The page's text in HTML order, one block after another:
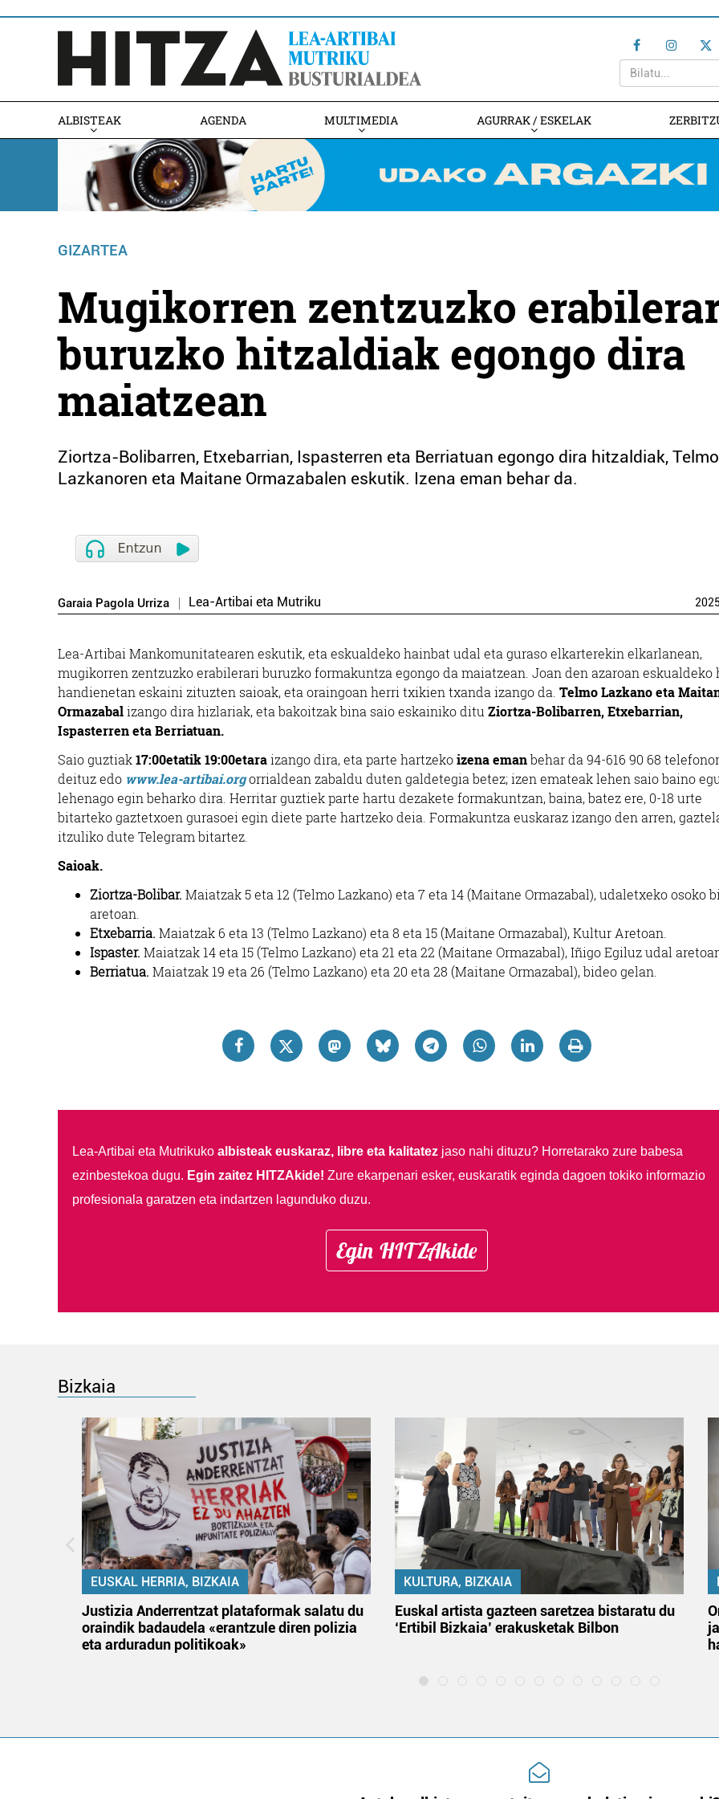
ALBISTEAK AGENDA MULTIMEDIA AGURRAK / ESKELAK
GIZARTEA
Mugikorren zentzuzko
buruzko hitzaldiak egongo dira
maiatzean
Ziortza-Bolibarren, Etxebarrian, Ispasterren eta Berriatuan egongo dira hitzaldiak, Telmo
Lazkanoren eta Maitane Ormazabalen eskutik. Izena eman behar da.
Garaia Pagola Urriza Lea-Artibai eta Mutriku 2025
Lea-Artibai Mankomunitatearen eskutik, eta eskualdeko hainbat udal eta guraso elkarterekin elkarlanean,
mugikorren zentzuzko erabilerari buruzko formakuntza egongo da maiatzean. Joan den azaroan eskualdeko
handienetan eskaini zituzten saioak, eta oraingoan herri txikien txanda izango da. Telmo Lazkano eta
Ormazabalizango dira hizlariak, eta bakoitzak bina saio eskainiko ditu Ziortza-Bolibarren, Etxebarrian,
Ispasterren eta Berriatuan.
Saio guztiak17:00etatik 19:00etaraizango dira, eta parte hartzekoizena emanbehar da 94-616 90 68
deituz edo www.lea-artibai.orgorrialdean zabaldu duten galdetegia betez; izen emateak lehen saio baino
lehenago egin beharko dira. Herritar guztiek parte hartu dezakete formakuntzan, baina, batez ere, 0-18 urte
bitarteko gaztetxoen gurasoei egin diete parte hartzeko deia. Formakuntza euskaraz izango den arren,
itzuliko dute Telegram bitartez.
Saioak.
Ziortza-Bolibar. Maiatzak 5 eta 12 (Telmo Lazkano) eta 7 eta 14 (Maitane Ormazabal), udaletxeko osoko
aretoan.
Etxebarria. Maiatzak 6 eta 13 (Telmo Lazkano) eta 8 eta 15 (Maitane Ormazabal), Kultur Aretoan.
Ispaster. Maiatzak 14 eta 15 (Telmo Lazkano) eta 21 eta 22 (Maitane Ormazabal), Iñigo Egiluz udal
Berriatua. Maiatzak 19 eta 26 (Telmo Lazkano) eta 20 eta 28 (Maitane Ormazabal), bideo gelan.
Lea-Artibai eta Mutrikuko albisteak euskaraz, libre eta kalitatezjaso nahi dituzu? Horretarako zure babesa
ezinbestekoa dugu. Egin zaitez HITZAkide! Zure ekarpenari esker, euskaratik eginda dagoen tokiko informazio
profesionala garatzen eta indartzen lagunduko duzu.
Egin HITZAkide
Bizkaia
EUSKAL HERRIA, BIZKAIA
Justizia Anderrentzat plataformak salatu du
oraindik badaudela «erantzule diren polizia
eta arduradun politikoak»
KULTURA, BIZKAIA
Euskal artista gazteen saretzea bistaratu du
‘Ertibil Bizkaia’ erakusketak Bilbon